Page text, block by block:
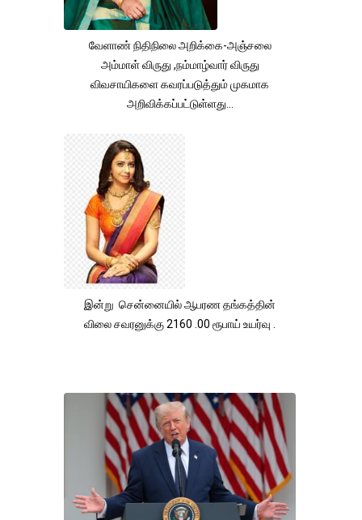
வேளாண் நிதிநிலை அறிக்கை-அஞ்சலை
அம்மாள் விருது ,நம்மாழ்வார் விருது
விவசாயிகளை கவரப்படுத்தும் முகமாக
அறிவிக்கப்பட்டுள்ளது...
இன்று சென்னையில் ஆபரண தங்கத்தின்
விலை சவரனுக்கு 2160 .00 ரூபாய் உயர்வு .